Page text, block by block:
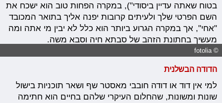
בטוח שאתה עדיין ביסודי"), במקרה הפחות טוב הוא ישכח את
השם הפרטי שלך ולעיתים קרובות יפנה אליך בתואר המכובד
"אחי", אך במקרה הגרוע ביותר הוא כלל לא יבין מי אתה ומה
מעשיך בחתונת הזהב של סבתא חיה וסבא משה.
© fotolia
הדודה הבשלנית
למי אין דוד או דודה חובבי מאסטר שף ושאר תוכניות בישול
שונות ומשונות, שהחלום העיקרי שלהם בחיים הוא חתימה